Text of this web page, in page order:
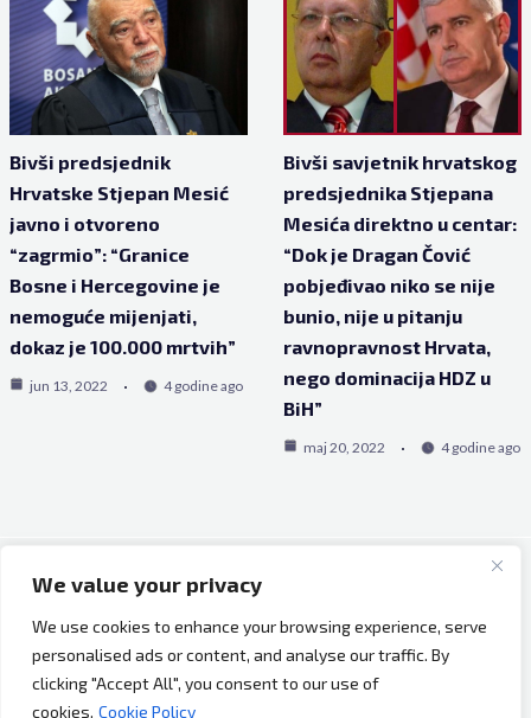
We value your privacy
We use cookies to enhance your browsing experience, serve
personalised ads or content, and analyse our traffic. By
clicking "Accept All", you consent to our use of
cookies. Cookie Policy
Bivši predsjednik
Hrvatske Stjepan Mesić
javno i otvoreno
“zagrmio”: “Granice
Bosne i Hercegovine je
nemoguće mijenjati,
dokaz je 100.000 mrtvih”
jun 13, 2022 4 godine ago
Bivši savjetnik hrvatskog
predsjednika Stjepana
Mesića direktno u centar:
“Dok je Dragan Čović
pobjeđivao niko se nije
bunio, nije u pitanju
ravnopravnost Hrvata,
nego dominacija HDZ u
BiH”
maj 20, 2022 4 godine ago
Copyright © 2026 Bh Dijaspora.
O nama
Marketing
Uslovi korištenja